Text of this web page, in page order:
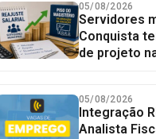
05/08/2026
Servidores
Conquista
de projeto
05/08/2026
Integração
Analista